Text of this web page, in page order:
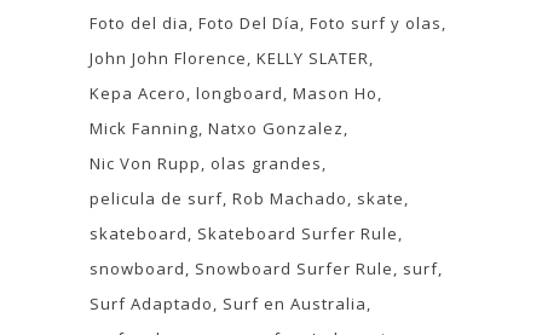
Foto del dia Foto Del Día Foto surf y olas
John John Florence KELLY SLATER
Kepa Acero longboard Mason Ho
Mick Fanning Natxo Gonzalez
Nic Von Rupp
olas grandes
pelicula de surf Rob Machado
skate
skateboard
Skateboard Surfer Rule
snowboard
Snowboard Surfer Rule
surf
Surf Adaptado
Surf en Australia